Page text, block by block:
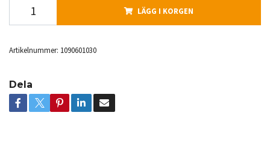
LÄGG I KORGEN
Artikelnummer: 1090601030
Dela